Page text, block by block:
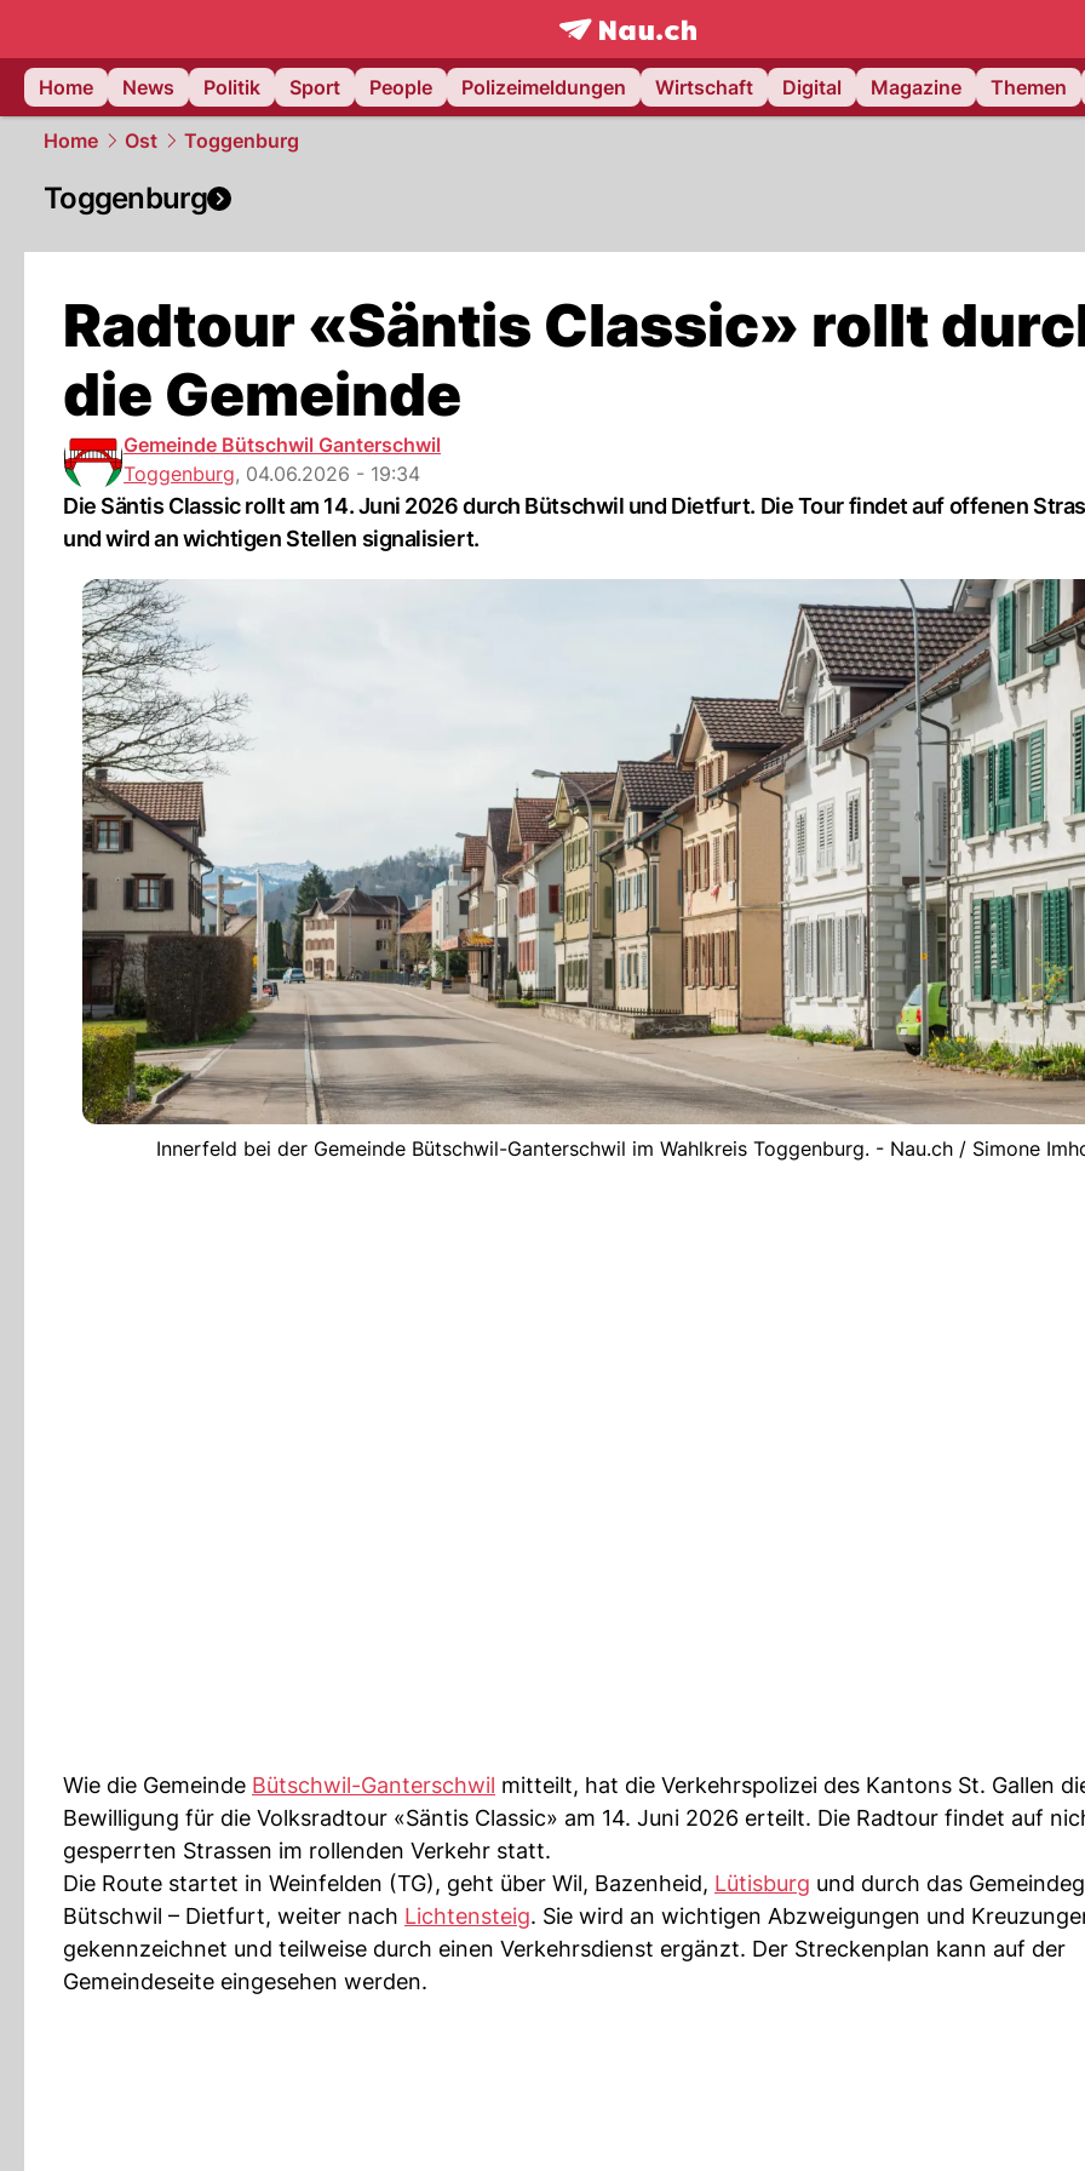
frontpage.NAU.ch
Home
News Politik Sport People Polizeimeldungen Wirtschaft Digital Magazine Themen
Home Ost Toggenburg
Toggenburg
Radtour «Säntis Classic» rollt
die Gemeinde
Gemeinde Bütschwil Ganterschwil
Toggenburg, 04.06.2026 - 19:34
Die Säntis Classic rollt am 14. Juni 2026 durch Bütschwil und Dietfurt. Die Tour findet auf offenen
und wird an wichtigen Stellen signalisiert.
Innerfeld bei der Gemeinde Bütschwil-Ganterschwil im Wahlkreis Toggenburg. - Nau.ch / Simone
Wie die Gemeinde Bütschwil-Ganterschwil mitteilt, hat die Verkehrspolizei des Kantons St. Gallen
Bewilligung für die Volksradtour «Säntis Classic» am 14. Juni 2026 erteilt. Die Radtour findet auf
gesperrten Strassen im rollenden Verkehr statt.
Die Route startet in Weinfelden (TG), geht über Wil, Bazenheid, Lütisburg und durch das
Bütschwil – Dietfurt, weiter nach Lichtensteig. Sie wird an wichtigen Abzweigungen und
gekennzeichnet und teilweise durch einen Verkehrsdienst ergänzt. Der Streckenplan kann auf der
Gemeindeseite eingesehen werden.